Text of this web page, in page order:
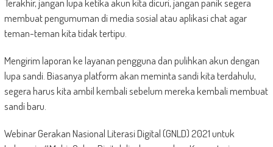
Terakhir, jangan lupa ketika akun kita dicuri, jangan panik segera
membuat pengumuman di media sosial atau aplikasi chat agar
teman-teman kita tidak tertipu.
Mengirim laporan ke layanan pengguna dan pulihkan akun dengan
lupa sandi. Biasanya platform akan meminta sandi kita terdahulu,
segera harus kita ambil kembali sebelum mereka kembali membuat
sandi baru.
Webinar Gerakan Nasional Literasi Digital (GNLD) 2021 untuk